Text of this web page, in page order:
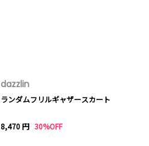
dazzlin
ランダムフリルギャザースカート
8,470 円 30%OFF